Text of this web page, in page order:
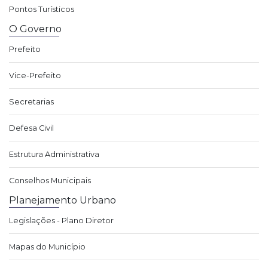
Pontos Turísticos
O Governo
Prefeito
Vice-Prefeito
Secretarias
Defesa Civil
Estrutura Administrativa
Conselhos Municipais
Planejamento Urbano
Legislações - Plano Diretor
Mapas do Município